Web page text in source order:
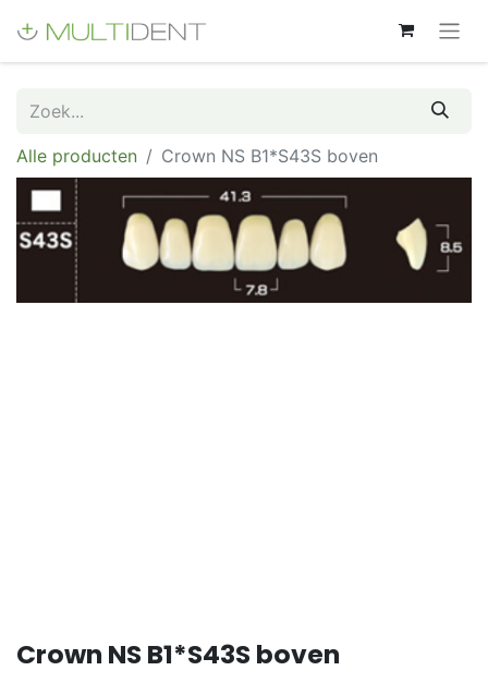
Alle producten Crown NS B1*S43S boven
Crown NS B1*S43S boven